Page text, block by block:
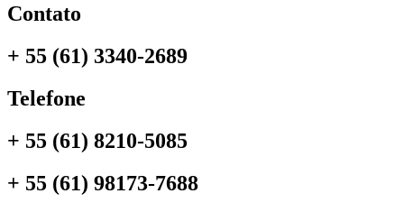
Contato
+ 55 (61) 3340-2689
Telefone
+ 55 (61) 8210-5085
+ 55 (61) 98173-7688